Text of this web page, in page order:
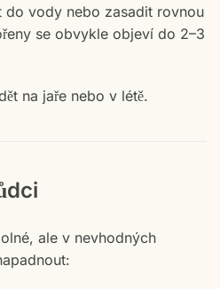
do vody nebo zasadit rovnou
se obvykle objeví do 2–3
na jaře nebo v létě.
ale v nevhodných